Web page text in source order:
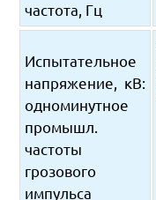
частота, Гц
Испытательное
напряжение, кВ:
одноминутное
промышл.
частоты
грозового
импульса